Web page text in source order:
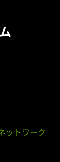
ットワーク